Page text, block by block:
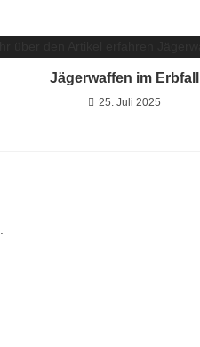
Jägerwaffen im Erbfall
25. Juli 2025